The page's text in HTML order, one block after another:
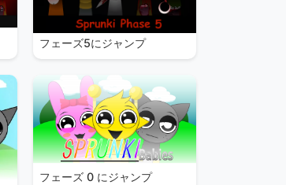
フェーズ5にジャンプ
フェーズ 0 にジャンプ